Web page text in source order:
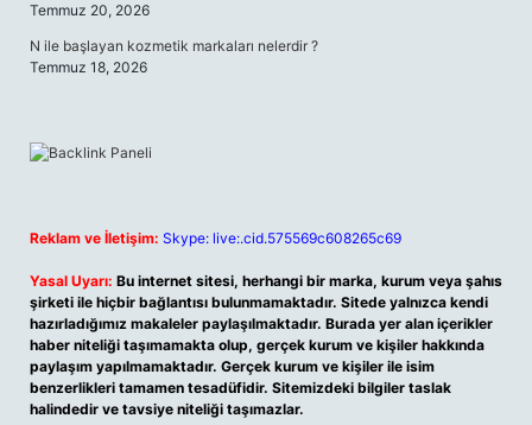
Temmuz 20, 2026
N ile başlayan kozmetik markaları nelerdir ?
Temmuz 18, 2026
Reklam ve İletişim: Skype: live:.cid.575569c608265c69
Yasal Uyarı: Bu internet sitesi, herhangi bir marka, kurum veya şahıs
şirketi ile hiçbir bağlantısı bulunmamaktadır. Sitede yalnızca kendi
hazırladığımız makaleler paylaşılmaktadır. Burada yer alan içerikler
haber niteliği taşımamakta olup, gerçek kurum ve kişiler hakkında
paylaşım yapılmamaktadır. Gerçek kurum ve kişiler ile isim
benzerlikleri tamamen tesadüfidir. Sitemizdeki bilgiler taslak
halindedir ve tavsiye niteliği taşımazlar.